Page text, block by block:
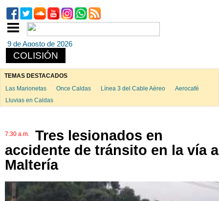
9 de Agosto de 2026
COLISIÓN
TEMAS DESTACADOS
Las Marionetas
Once Caldas Línea 3 del Cable Aéreo
Aerocafé
Lluvias en Caldas
7:30 a.m.
Tres lesionados en
accidente de tránsito en la vía a
Maltería